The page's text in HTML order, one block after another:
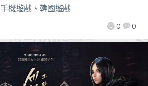
0 0
手機遊戲、 韓國遊戲